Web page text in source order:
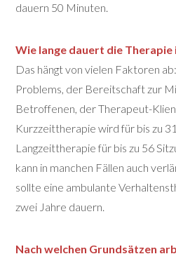
dauern 50 Minuten.
Wie lange dauert die Therapie
Das hängt von vielen Faktoren
Problems, der Bereitschaft zur
Betroffenen, der Therapeut-
Kurzzeittherapie wird für bis zu
Langzeittherapie für bis zu 56
kann in manchen Fällen auch
sollte eine ambulante
zwei Jahre dauern.
Nach welchen Grundsätzen